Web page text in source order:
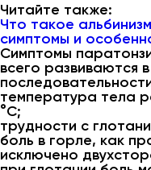
Читайте также:
Что такое
симптомы и
Симптомы
всего развиваются
температура тела
°C;
трудности с
боль в горле, как
исключено